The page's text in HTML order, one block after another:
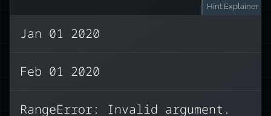
Hint Explainer
Jan 01 2020
Feb 01 2020
RangeError: Invalid argument.
su zero, con un intervallo 0-11